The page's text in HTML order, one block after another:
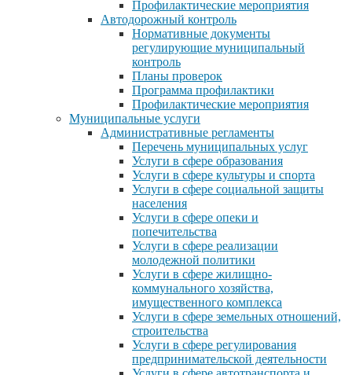
Профилактические мероприятия
Автодорожный контроль
Нормативные документы
регулирующие муниципальный
контроль
Планы проверок
Программа профилактики
Профилактические мероприятия
Муниципальные услуги
Административные регламенты
Перечень муниципальных услуг
Услуги в сфере образования
Услуги в сфере культуры и спорта
Услуги в сфере социальной защиты
населения
Услуги в сфере опеки и
попечительства
Услуги в сфере реализации
молодежной политики
Услуги в сфере жилищно-
коммунального хозяйства,
имущественного комплекса
Услуги в сфере земельных отношений,
строительства
Услуги в сфере регулирования
предпринимательской деятельности